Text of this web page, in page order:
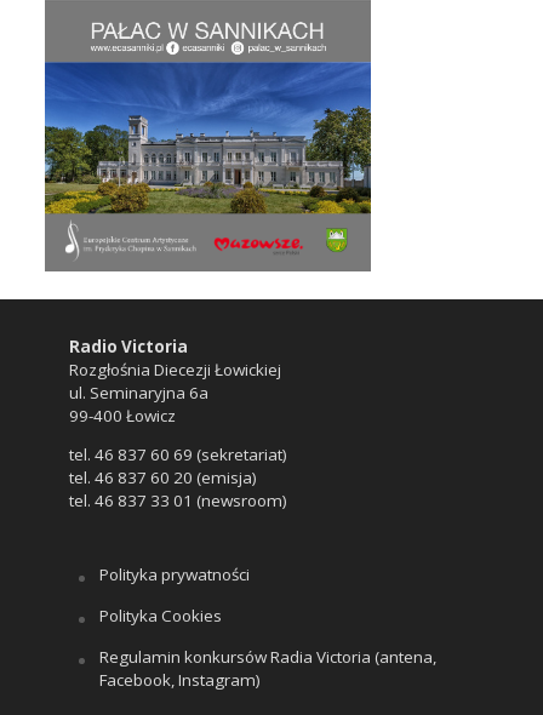
Radio Victoria
Rozgłośnia Diecezji Łowickiej
ul. Seminaryjna 6a
99-400 Łowicz
tel. 46 837 60 69 (sekretariat)
tel. 46 837 60 20 (emisja)
tel. 46 837 33 01 (newsroom)
Polityka prywatności
Polityka Cookies
Regulamin konkursów Radia Victoria (antena,
Facebook, Instagram)